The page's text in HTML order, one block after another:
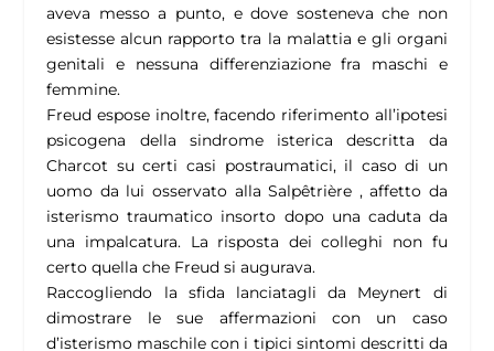
aveva messo a punto, e dove sosteneva che non
esistesse alcun rapporto tra la malattia e gli organi
genitali e nessuna differenziazione fra maschi e
femmine.
Freud espose inoltre, facendo riferimento all’ipotesi
psicogena della sindrome isterica descritta da
Charcot su certi casi postraumatici, il caso di un
uomo da lui osservato alla Salpêtrière , affetto da
isterismo traumatico insorto dopo una caduta da
una impalcatura. La risposta dei colleghi non fu
certo quella che Freud si augurava.
Raccogliendo la sfida lanciatagli da Meynert di
dimostrare le sue affermazioni con un caso
d’isterismo maschile con i tipici sintomi descritti da